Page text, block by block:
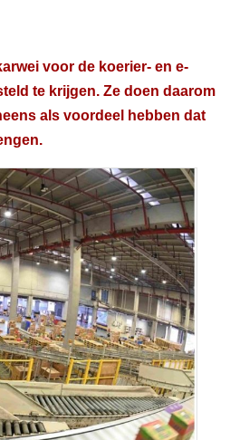
voor de koerier- en e-
te krijgen. Ze doen daarom
als voordeel hebben dat